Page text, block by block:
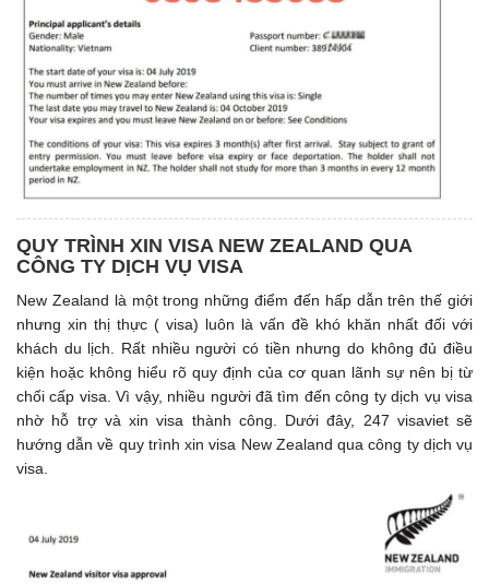
QUY TRÌNH XIN VISA NEW ZEALAND QUA
CÔNG TY DỊCH VỤ VISA
New Zealand là một trong những điểm đến hấp dẫn trên thế giới
nhưng xin thị thực ( visa) luôn là vấn đề khó khăn nhất đối với
khách du lịch. Rất nhiều người có tiền nhưng do không đủ điều
kiện hoặc không hiểu rõ quy định của cơ quan lãnh sự nên bị từ
chối cấp visa. Vì vậy, nhiều người đã tìm đến công ty dịch vụ visa
nhờ hỗ trợ và xin visa thành công. Dưới đây, 247 visaviet sẽ
hướng dẫn về quy trình xin visa New Zealand qua công ty dịch vụ
visa.